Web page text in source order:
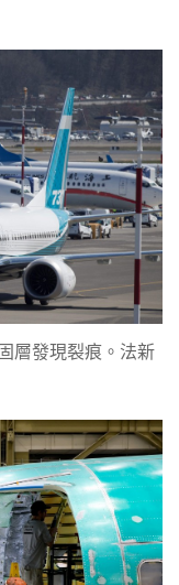
層發現裂痕。法新